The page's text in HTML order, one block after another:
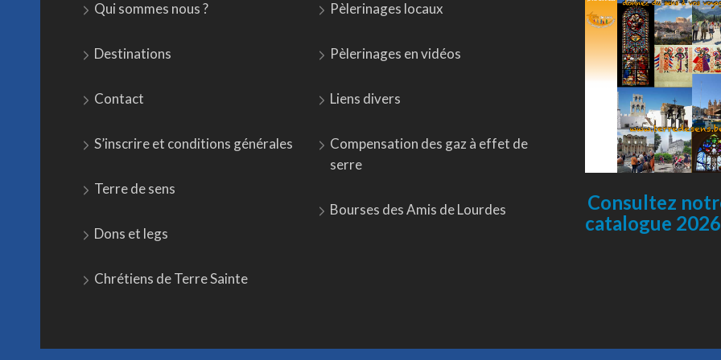
Qui sommes nous ?
Destinations
Contact
S’inscrire et conditions générales
Terre de sens
Dons et legs
Chrétiens de Terre Sainte
Pèlerinages locaux
Pèlerinages en vidéos
Liens divers
Compensation des gaz à effet de
serre
Bourses des Amis de Lourdes
Consultez
catalogue